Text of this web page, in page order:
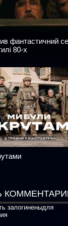
фантастичний
80-х
залогиненыдля